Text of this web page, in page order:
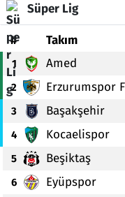
Süper Lig
# Takım
1 Amed
2 Erzurumspor
3 Başakşehir
4 Kocaelispor
5 Beşiktaş
6 Eyüpspor